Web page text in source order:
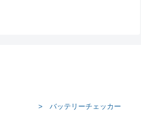
> バッテリーチェッカー